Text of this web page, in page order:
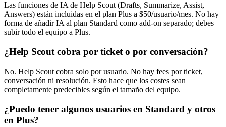
Las funciones de IA de Help Scout (Drafts, Summarize, Assist,
Answers) están incluidas en el plan Plus a $50/usuario/mes. No hay
forma de añadir IA al plan Standard como add-on separado; debes
subir todo el equipo a Plus.
¿Help Scout cobra por ticket o por conversación?
No. Help Scout cobra solo por usuario. No hay fees por ticket,
conversación ni resolución. Esto hace que los costes sean
completamente predecibles según el tamaño del equipo.
¿Puedo tener algunos usuarios en Standard y otros
en Plus?